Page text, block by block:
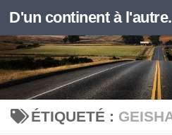
Skip to content
D'un continent à
ÉTIQUETÉ :